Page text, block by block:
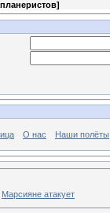
]
О нас Наши полёты
Марсияне атакует